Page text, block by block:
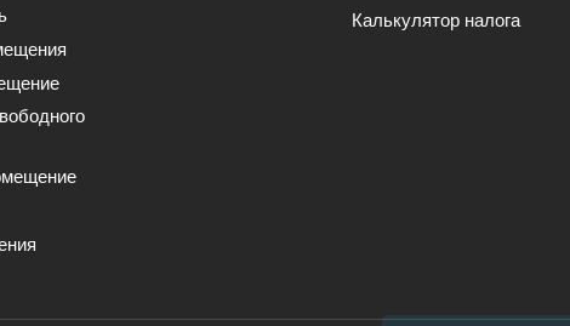
Калькулятор налога